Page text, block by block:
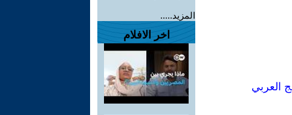
العربي
المزيد.....
اخر الافلام